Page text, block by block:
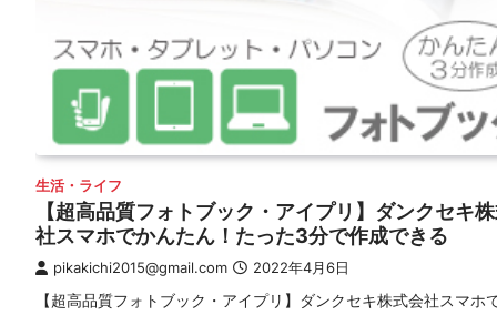
生活・ライフ
【超高品質フォトブック・アイプリ】ダンクセキ
社スマホでかんたん！たった3分で作成できる
pikakichi2015@gmail.com 2022年4月6日
【超高品質フォトブック・アイプリ】ダンクセキ株式会社スマホ